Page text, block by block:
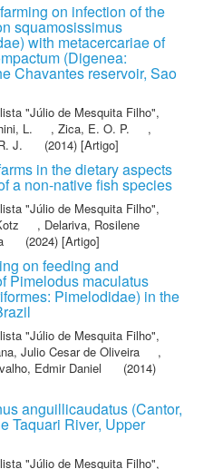
on infection of the
squamosissimus
with metacercariae of
(Digenea:
Chavantes reservoir, Sao
"Júlio de Mesquita Filho",
L. , Zica, E. O. P.
,
J. (2014) [Artigo]
in the dietary aspects
a non-native fish species
"Júlio de Mesquita Filho",
, Delariva, Rosilene
(2024) [Artigo]
on feeding and
Pimelodus maculatus
Pimelodidae) in the
"Júlio de Mesquita Filho",
Julio Cesar de Oliveira
,
Edmir Daniel
(2014)
anguillicaudatus (Cantor,
Taquari River, Upper
"Júlio de Mesquita Filho",